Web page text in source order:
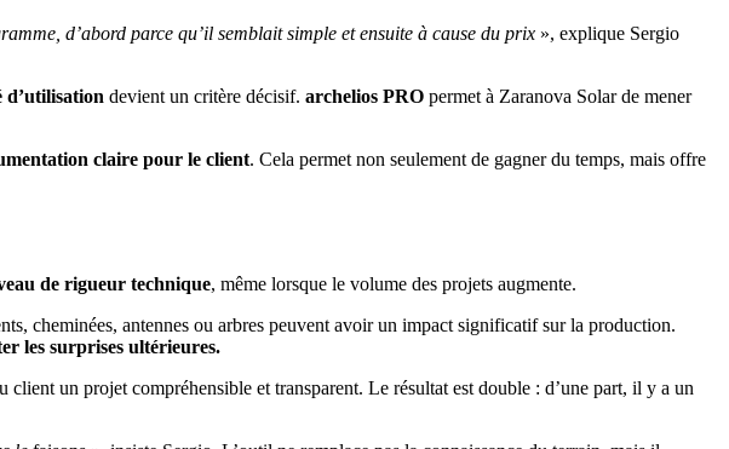
d’abord parce qu’il semblait simple et ensuite à cause du prix », explique Sergio
d’utilisation devient un critère décisif. archelios PRO permet à Zaranova Solar de mener
claire pour le client. Cela permet non seulement de gagner du temps, mais offre
de rigueur technique, même lorsque le volume des projets augmente.
cheminées, antennes ou arbres peuvent avoir un impact significatif sur la production.
les surprises ultérieures.
un projet compréhensible et transparent. Le résultat est double : d’une part, il y a un